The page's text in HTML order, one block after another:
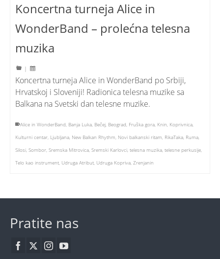
Koncertna turneja Alice in
WonderBand – prolećna telesna
muzika
|
Koncertna turneja Alice in WonderBand po Srbiji,
Hrvatskoj i Sloveniji! Radionica telesna muzike sa
Balkana na Svetski dan telesne muzike.
Alice in WonderBand, Banja Luka, Bečej, Beograd, Fruška gora, Knin, Koprivnica,
Kulturni centar, Ljubljana, New Balkan Rhythm, Novi balkanski ritam, RikaTaka, Ruma,
Silosi, Sombor, Sremska Mitrovica, Sremski Karlovci, telesna muzika, telesne perkusije,
Telo kao instrument, Udruga Atribut, Udruga Kopriva, Zrenjanin
Pratite nas